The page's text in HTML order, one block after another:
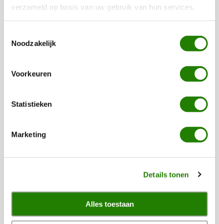
verzameld op basis van uw gebruik van hun services.
Noodzakelijk
Voorkeuren
Statistieken
Marketing
Details tonen
Alles toestaan
veel kwaliteitsproducten voor een bescheiden prijs en zien
er ook nog eens geweldig leuk uit. Bij Kerstpakketten
prachtig pakket geleverd kan worden, ongeacht uw budget.
zijn, en het gaat natuurlijk ook altijd om het gebaar en de
de aanbieding die elk jaar uniek worden samengesteld.
Heeft u medewerkers die houden van een lekker biertje, of
juist van een mooie fles wijn? Dan kunt u zeker goed
terecht in onze webwinkel.
Luxe kerstpakketten voor de
Was afgelopen jaar juist een topjaar en heeft u daardoor
een goed budget over om uw werknemers te bedanken? Of